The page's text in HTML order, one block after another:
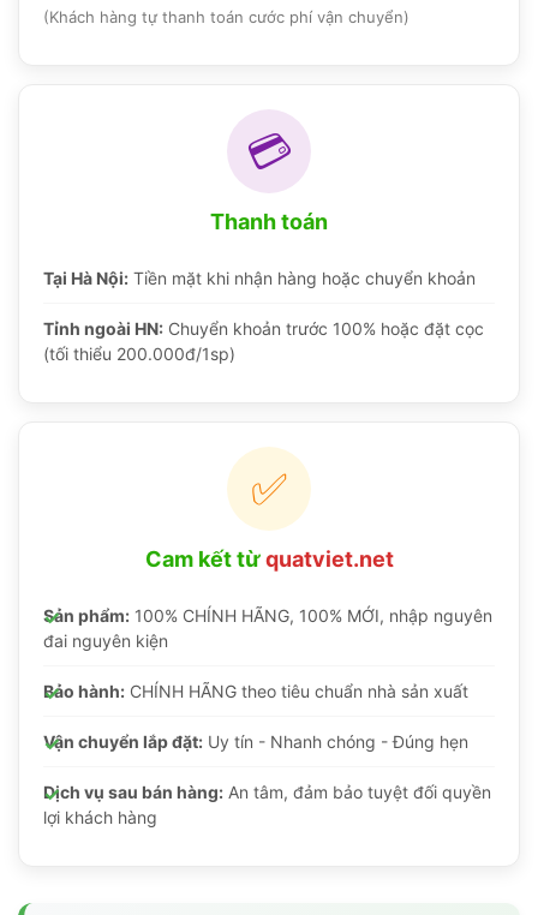
(Khách hàng tự thanh toán cước phí vận chuyển)
💳
Thanh toán
Tại Hà Nội: Tiền mặt khi nhận hàng hoặc chuyển khoản
Tỉnh ngoài HN: Chuyển khoản trước 100% hoặc đặt cọc
(tối thiểu 200.000đ/1sp)
✅
Cam kết từquatviet.net
Sản phẩm: 100% CHÍNH HÃNG, 100% MỚI, nhập nguyên
đai nguyên kiện
Bảo hành: CHÍNH HÃNG theo tiêu chuẩn nhà sản xuất
Vận chuyển lắp đặt: Uy tín - Nhanh chóng - Đúng hẹn
Dịch vụ sau bán hàng: An tâm, đảm bảo tuyệt đối quyền
lợi khách hàng